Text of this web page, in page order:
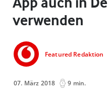
verwenden
Featured Redaktion
07. März 2018 9 min.